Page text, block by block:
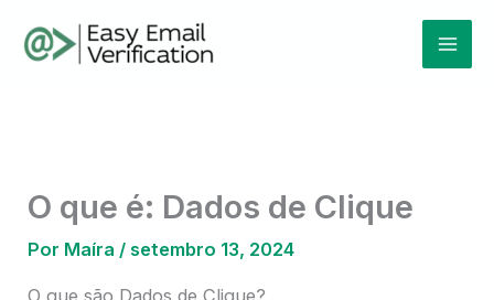
para
O que é: Dados de Clique
Por Maíra /setembro 13, 2024
O que são Dados de Clique?